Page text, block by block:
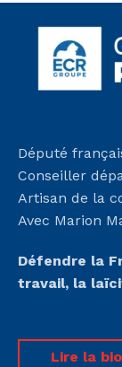
Député
Conseiller
Artisan de la
Avec Marion
Défendre la
travail, la
Lire la bio